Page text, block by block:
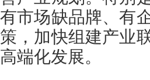
有市场缺品牌、有
策，加快组建产业
高端化发展。